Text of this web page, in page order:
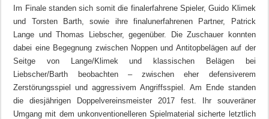
Im Finale standen sich somit die finalerfahrene Spieler, Guido Klimek
und Torsten Barth, sowie ihre finalunerfahrenen Partner, Patrick
Lange und Thomas Liebscher, gegenüber. Die Zuschauer konnten
dabei eine Begegnung zwischen Noppen und Antitopbelägen auf der
Seitge von Lange/Klimek und klassischen Belägen bei
Liebscher/Barth beobachten – zwischen eher defensiverem
Zerstörungsspiel und aggressivem Angriffsspiel. Am Ende standen
die diesjährigen Doppelvereinsmeister 2017 fest. Ihr souveräner
Umgang mit dem unkonventionelleren Spielmaterial sicherte letztlich